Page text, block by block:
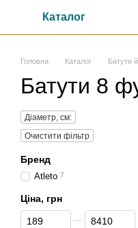
Перейти до основного
Каталог
Головна Каталог Батути
Батути 8
Діаметр, см:
Очистити фільтр
Бренд
Atleto 7
Ціна, грн
Від Ціна, грн
До Ціна, грн